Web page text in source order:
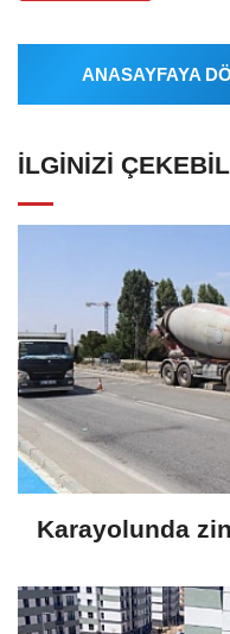
ANASAYFAYA
İLGINIZI
Karayolunda